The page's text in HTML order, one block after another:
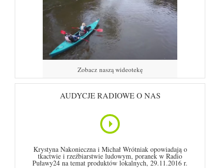
Zobacz naszą wideotekę
AUDYCJE RADIOWE O NAS
Krystyna Nakonieczna i Michał Wrótniak opowiadają o
tkactwie i rzeźbiarstwie ludowym, poranek w Radio
Puławy24 na temat produktów lokalnych, 29.11.2016 r.